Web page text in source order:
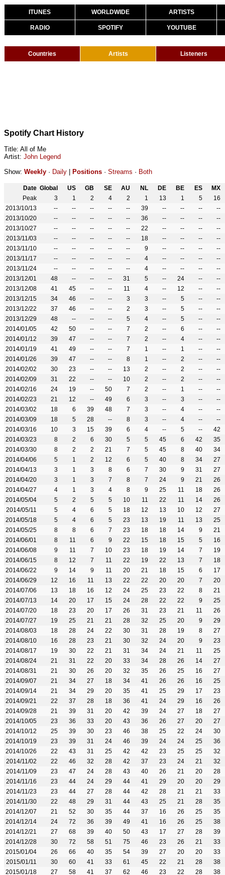
ITUNES WORLDWIDE ARTISTS
RADIO SPOTIFY YOUTUBE
Countries Artists Listeners
Spotify Chart History
Title: All of Me
Artist: John Legend
Show: Weekly · Daily Positions · Streams · Both
Date Global US GB SE AU NL DE BE ES
MX
Peak
3 1 2 4 2 1 13 1 5
16
2013/10/13
-- -- -- -- -- 39 -- -- --
--
2013/10/20
-- -- -- -- -- 36 -- -- --
--
2013/10/27
-- -- -- -- -- 22 -- -- --
--
2013/11/03
-- -- -- -- -- 18 -- -- --
--
2013/11/10
-- -- -- -- -- 9 -- -- --
--
2013/11/17
-- -- -- -- -- 4 -- -- --
--
2013/11/24
-- -- -- -- -- 4 -- -- --
--
2013/12/01
48 -- -- -- 31 5 -- 24 --
--
2013/12/08
41 45 -- -- 11 4 -- 12 --
--
2013/12/15
34 46 -- -- 3 3 -- 5 --
--
2013/12/22
37 46 -- -- 2 3 -- 5 --
--
2013/12/29
48 -- -- -- 5 4 -- 5 --
--
2014/01/05
42 50 -- -- 7 2 -- 6 --
--
2014/01/12
39 47 -- -- 7 2 -- 4 --
--
2014/01/19
41 49 -- -- 7 1 -- 1 --
--
2014/01/26
39 47 -- -- 8 1 -- 2 --
--
2014/02/02
30 23 -- -- 13 2 -- 2 --
--
2014/02/09
31 22 -- -- 10 2 -- 2 --
--
2014/02/16
24 19 -- 50 7 2 -- 1 --
--
2014/02/23
21 12 -- 49 6 3 -- 3 --
--
2014/03/02
18 6 39 48 7 3 -- 4 --
--
2014/03/09
18 5 28 -- 8 3 -- 4 --
--
2014/03/16
10 3 15 39 6 4 -- 5 --
42
2014/03/23
8 2 6 30 5 5 45 6 42
35
2014/03/30
8 2 2 21 7 5 45 8 40
34
2014/04/06
5 1 2 12 6 5 40 8 34
27
2014/04/13
3 1 3 8 6 7 30 9 31
27
2014/04/20
3 1 3 7 8 7 24 9 21
26
2014/04/27
4 1 3 4 8 9 25 11 18
26
2014/05/04
5 2 5 5 10 11 22 11 14
26
2014/05/11
5 4 6 5 18 12 13 10 12
27
2014/05/18
5 4 6 5 23 13 19 11 13
25
2014/05/25
8 8 6 7 23 18 18 14 9
21
2014/06/01
8 11 6 9 22 15 18 15 5
16
2014/06/08
9 11 7 10 23 18 19 14 7
19
2014/06/15
8 12 7 11 22 19 22 13 7
18
2014/06/22
9 14 9 11 20 21 18 15 6
17
2014/06/29
12 16 11 13 22 22 20 20 7
20
2014/07/06
13 18 16 12 24 25 23 22 8
21
2014/07/13
14 20 17 15 24 28 22 22 9
25
2014/07/20
18 23 20 17 26 31 23 21 11
26
2014/07/27
19 25 21 21 28 32 25 20 9
29
2014/08/03
18 28 24 22 30 31 28 19 8
27
2014/08/10
16 28 23 21 30 32 24 20 9
23
2014/08/17
19 30 22 21 31 34 24 21 11
25
2014/08/24
21 31 22 20 33 34 28 26 14
27
2014/08/31
21 30 26 20 32 35 26 25 16
27
2014/09/07
21 34 27 18 34 41 26 26 16
25
2014/09/14
21 34 29 20 35 41 25 29 17
23
2014/09/21
22 37 28 18 36 41 24 29 16
26
2014/09/28
21 39 31 20 42 39 24 27 18
27
2014/10/05
23 36 33 20 43 36 26 27 20
27
2014/10/12
25 39 30 23 46 38 25 22 24
30
2014/10/19
23 39 31 24 46 39 24 24 25
36
2014/10/26
22 43 31 25 42 42 23 25 25
32
2014/11/02
22 46 32 28 42 37 23 24 21
32
2014/11/09
23 47 24 28 43 40 26 21 20
28
2014/11/16
23 44 24 29 44 41 29 20 20
29
2014/11/23
23 44 27 28 44 42 28 21 21
33
2014/11/30
22 48 29 31 44 43 25 21 28
35
2014/12/07
21 52 30 35 44 37 16 26 25
35
2014/12/14
24 72 36 39 49 41 16 26 25
38
2014/12/21
27 68 39 40 50 43 17 27 28
39
2014/12/28
30 72 58 51 75 46 23 26 21
33
2015/01/04
26 66 40 35 54 39 27 20 20
33
2015/01/11
30 60 41 33 61 45 22 21 28
38
2015/01/18
27 58 41 37 62 46 23 22 28
38